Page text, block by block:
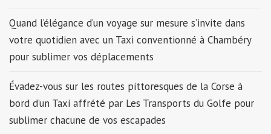
Quand l’élégance d’un voyage sur mesure s’invite dans
votre quotidien avec un Taxi conventionné à Chambéry
pour sublimer vos déplacements
Évadez-vous sur les routes pittoresques de la Corse à
bord d’un Taxi affrété par Les Transports du Golfe pour
sublimer chacune de vos escapades